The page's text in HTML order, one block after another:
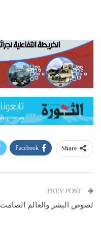
Share
Facebook
لصوص البشر والعالم الصامت